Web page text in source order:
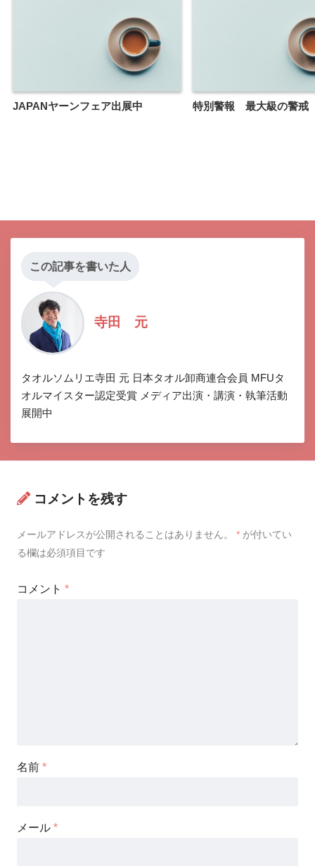
JAPANヤーンフェア出展中 特別警報 最大級の警戒
この記事を書いた人
寺田 元
タオルソムリエ寺田 元 日本タオル卸商連合会員 MFUタ
オルマイスター認定受賞 メディア出演・講演・執筆活動
展開中
コメントを残す
メールアドレスが公開されることはありません。 * が付いてい
る欄は必須項目です
コメント *
名前 *
メール *